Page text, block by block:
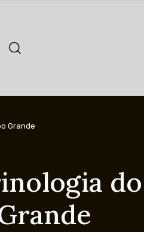
Grande
do